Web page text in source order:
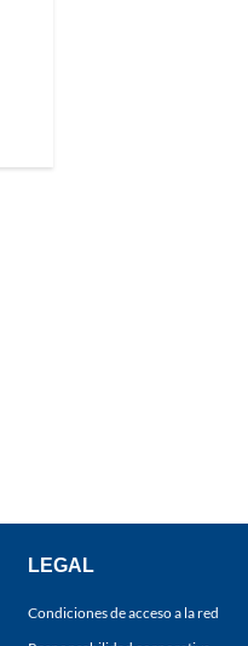
LEGAL
Condiciones de acceso a la red